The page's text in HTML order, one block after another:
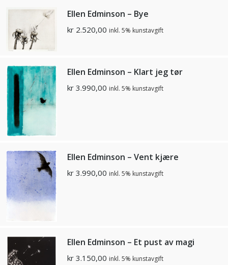
Ellen Edminson – Bye
kr 2.520,00 inkl. 5% kunstavgift
Ellen Edminson – Klart jeg tør
kr 3.990,00 inkl. 5% kunstavgift
Ellen Edminson – Vent kjære
kr 3.990,00 inkl. 5% kunstavgift
Ellen Edminson – Et pust av magi
kr 3.150,00 inkl. 5% kunstavgift